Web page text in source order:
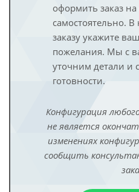
оформить заказ на
самостоятельно.
заказу укажите
пожелания. Мы с
уточним детали и
готовности.
Конфигурация
не является
изменениях
сообщить